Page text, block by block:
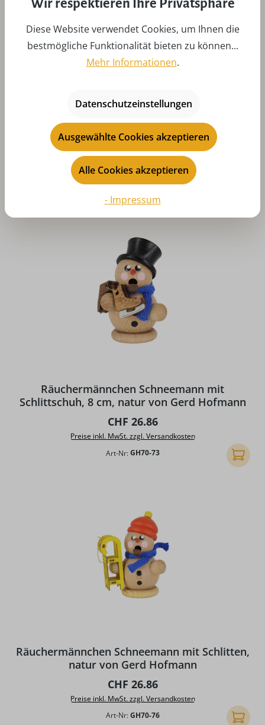
Räuchermännchen Schneemann
Shoppingqueen, farbig, 7 cm von Gerd Hofmann
Regulärer Preis:
CHF 28.27
Preise inkl. MwSt. zzgl. Versandkosten
Räuchermännchen Schneemann mit
Schlittschuh, 8 cm, natur von Gerd Hofmann
Regulärer Preis:
CHF 26.86
Preise inkl. MwSt. zzgl. Versandkosten
Art-Nr: GH70-73 In den
Räuchermännchen Schneemann mit Schlitten,
natur von Gerd Hofmann
Regulärer Preis:
CHF 26.86
Preise inkl. MwSt. zzgl. Versandkosten
Art-Nr: GH70-76 In den
Wir respektieren Ihre Privatsphäre
Diese Website verwendet Cookies, um Ihnen die
bestmögliche Funktionalität bieten zu können...
Mehr Informationen.
Datenschutzeinstellungen
Ausgewählte Cookies akzeptieren
Alle Cookies akzeptieren
- Impressum